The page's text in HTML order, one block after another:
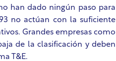
han dado ningún paso para
no actúan con la suficiente
Grandes empresas como
de la clasificación y deben
T&E.